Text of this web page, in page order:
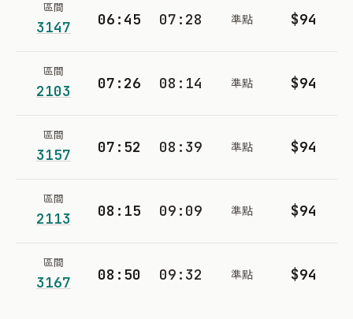
區間
3147 06:45 07:28 準點 $94
區間
2103 07:26 08:14 準點 $94
區間
3157 07:52 08:39 準點 $94
區間
2113 08:15 09:09 準點 $94
區間
3167 08:50 09:32 準點 $94